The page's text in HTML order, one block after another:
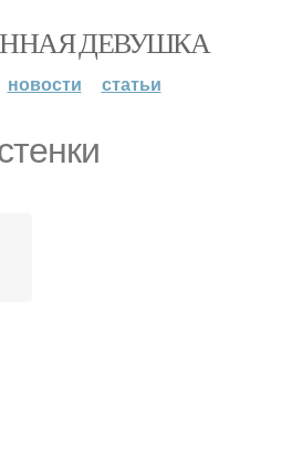
ДЕВУШКА
новости статьи